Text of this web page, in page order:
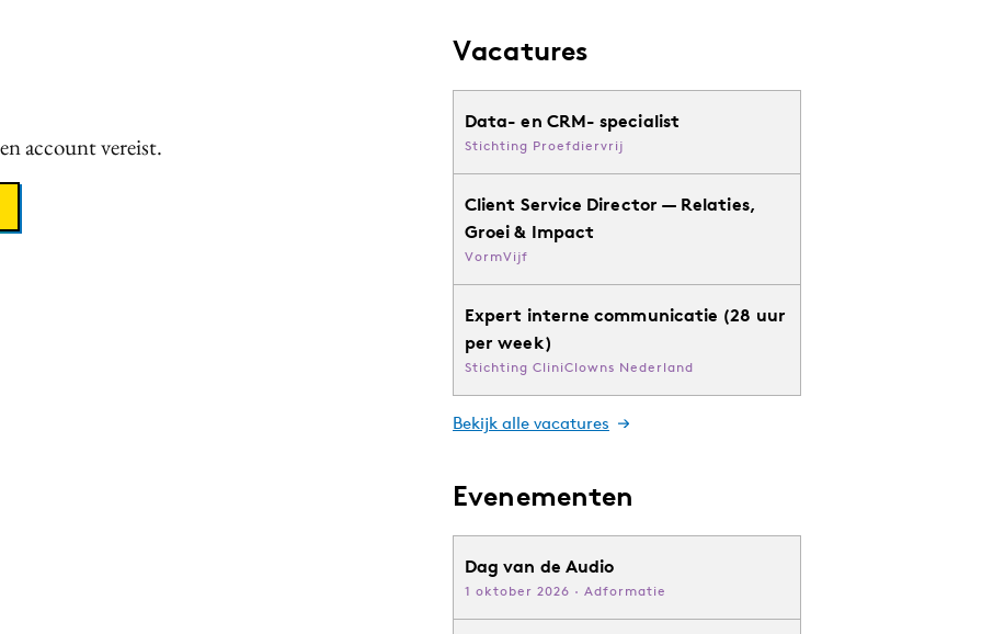
account vereist.
Vacatures
Data- en CRM- specialist
Stichting Proefdiervrij
Client Service Director — Relaties,
Groei & Impact
VormVijf
Expert interne communicatie (28 uur
per week)
Stichting CliniClowns Nederland
Bekijk alle vacatures
Evenementen
Dag van de Audio
1 oktober 2026 · Adformatie